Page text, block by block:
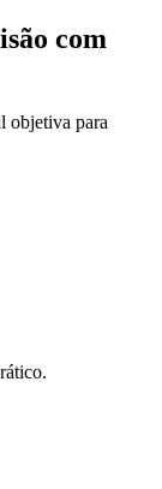
com
objetiva para